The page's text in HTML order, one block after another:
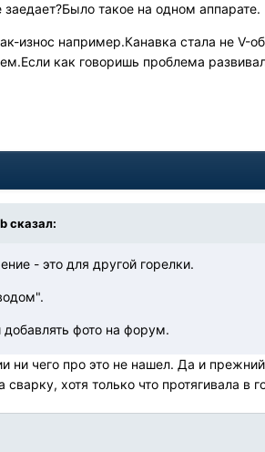
такое на одном аппарате.
износ например.Канавка стала не V-
как говоришь проблема
сказал:
- это для другой горелки.
фото на форум.
ни чего про это не нашел. Да и
хотя только что протягивала в